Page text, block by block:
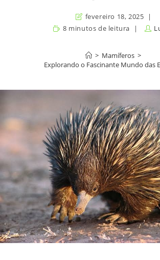
fevereiro 18, 2025
8 minutos de leitura
> Mamíferos >
Explorando o Fascinante Mundo das